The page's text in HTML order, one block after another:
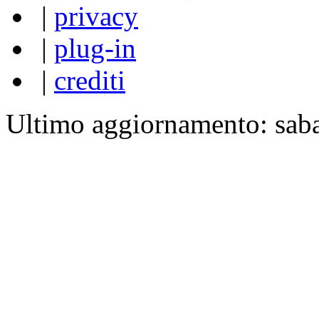
| privacy
| plug-in
| crediti
Ultimo aggiornamento: